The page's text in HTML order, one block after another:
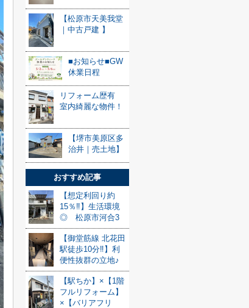
【松原市天美我堂
｜中古戸建 】
■お知らせ■GW
休業日程
リフォーム歴有
室内綺麗な物件！
【堺市美原区多
治井｜売土地】
おすすめ記事
【想定利回り約
15％‼】生活環境
◎ 松原市河合3
【御堂筋線 北花田
駅徒歩10分‼】利
便性抜群の立地♪
【駅ちか】×【1階
フルリフォーム】
×【バリアフリ